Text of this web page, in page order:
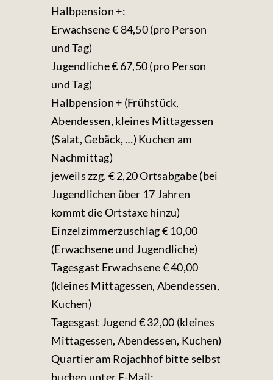
Halbpension +:
Erwachsene € 84,50 (pro Person
und Tag)
Jugendliche € 67,50 (pro Person
und Tag)
Halbpension + (Frühstück,
Abendessen, kleines Mittagessen
(Salat, Gebäck, …) Kuchen am
Nachmittag)
jeweils zzg. € 2,20 Ortsabgabe (bei
Jugendlichen über 17 Jahren
kommt die Ortstaxe hinzu)
Einzelzimmerzuschlag € 10,00
(Erwachsene und Jugendliche)
Tagesgast Erwachsene € 40,00
(kleines Mittagessen, Abendessen,
Kuchen)
Tagesgast Jugend € 32,00 (kleines
Mittagessen, Abendessen, Kuchen)
Quartier am Rojachhof bitte selbst
buchen unter E-Mail: